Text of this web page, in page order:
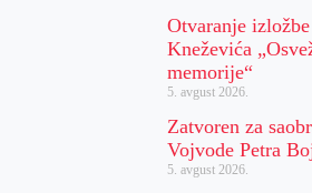
Otvaranje
Kneževića
memorije“
5. avgust 2026.
Zatvoren za
Vojvode Petra
5. avgust 2026.